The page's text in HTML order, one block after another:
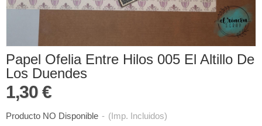
Papel Ofelia Entre Hilos 005 El Altillo De
Los Duendes
1,30 €
Producto NO Disponible - (Imp. Incluidos)